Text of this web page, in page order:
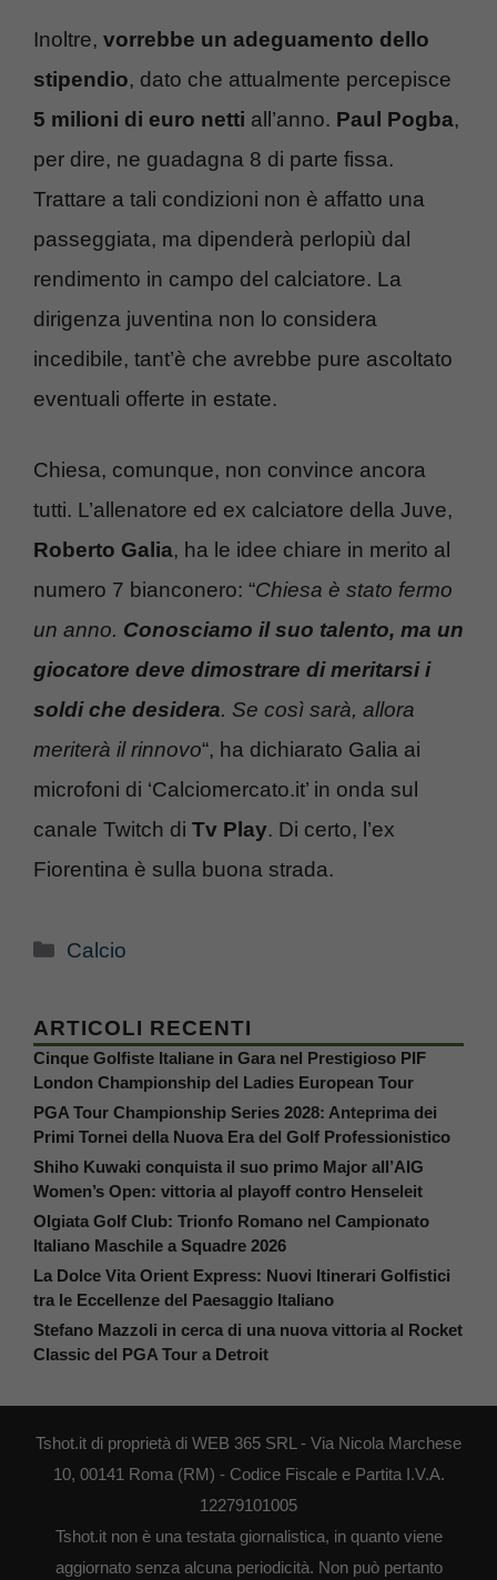
Inoltre, vorrebbe un adeguamento dello
stipendio, dato che attualmente percepisce
5 milioni di euro netti all’anno. Paul Pogba,
per dire, ne guadagna 8 di parte fissa.
Trattare a tali condizioni non è affatto una
passeggiata, ma dipenderà perlopiù dal
rendimento in campo del calciatore. La
dirigenza juventina non lo considera
incedibile, tant’è che avrebbe pure ascoltato
eventuali offerte in estate.
Chiesa, comunque, non convince ancora
tutti. L’allenatore ed ex calciatore della Juve,
Roberto Galia, ha le idee chiare in merito al
numero 7 bianconero: “Chiesa è stato fermo
un anno. Conosciamo il suo talento, ma un
giocatore deve dimostrare di meritarsi i
soldi che desidera. Se così sarà, allora
meriterà il rinnovo“, ha dichiarato Galia ai
microfoni di ‘Calciomercato.it’ in onda sul
canale Twitch di Tv Play. Di certo, l’ex
Fiorentina è sulla buona strada.
Categorie
Calcio
ARTICOLI RECENTI
Cinque Golfiste Italiane in Gara nel Prestigioso PIF
London Championship del Ladies European Tour
PGA Tour Championship Series 2028: Anteprima dei
Primi Tornei della Nuova Era del Golf Professionistico
Shiho Kuwaki conquista il suo primo Major all’AIG
Women’s Open: vittoria al playoff contro Henseleit
Olgiata Golf Club: Trionfo Romano nel Campionato
Italiano Maschile a Squadre 2026
La Dolce Vita Orient Express: Nuovi Itinerari Golfistici
tra le Eccellenze del Paesaggio Italiano
Stefano Mazzoli in cerca di una nuova vittoria al Rocket
Classic del PGA Tour a Detroit
Tshot.it di proprietà di WEB 365 SRL - Via Nicola Marchese
10, 00141 Roma (RM) - Codice Fiscale e Partita I.V.A.
12279101005
Tshot.it non è una testata giornalistica, in quanto viene
aggiornato senza alcuna periodicità. Non può pertanto